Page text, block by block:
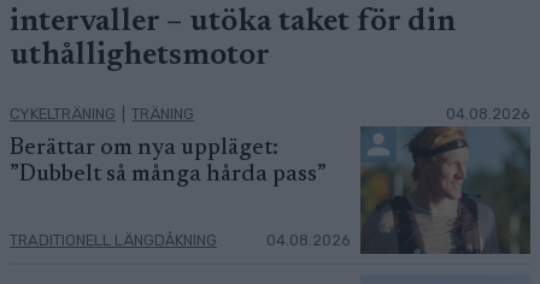
intervaller – utöka taket för din
uthållighetsmotor
CYKELTRÄNING TRÄNING 04.08.2026
Berättar om nya uppläget:
”Dubbelt så många hårda pass”
TRADITIONELL LÄNGDÅKNING 04.08.2026